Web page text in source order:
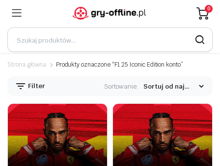
0
Strona główna Produkty oznaczone “F1 25 Iconic Edition konto”
Filter Sortowanie: